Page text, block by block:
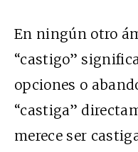
En ningún otro
“castigo”
opciones o
“castiga”
merece ser